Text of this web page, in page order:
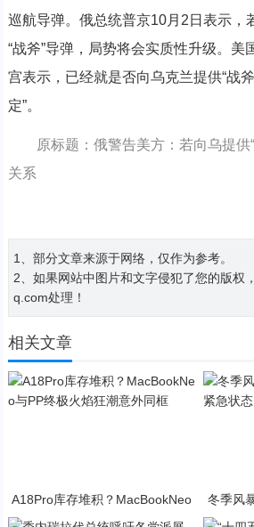
巡航导弹。俄总统普京10月2日表示，
“战斧”导弹，局势将会实质性升级。美
宫表示，已经就是否向乌克兰提供“战
定”。
原标题：俄警告美方：若向乌提供
关系
1、部分文章来源于网络，仅作为参考。
2、如果网站中图片和文字侵犯了您的版权
q.com处理！
相关文章
A18Pro库存堆积？MacBookNeo
与PP终极火焰狂潮意外同框
冬季风